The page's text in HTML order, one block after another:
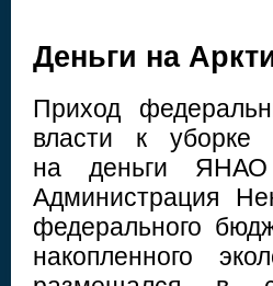
Деньги на
Приход
власти к уборке
на деньги ЯНАО
Администрация
федерального
накопленного